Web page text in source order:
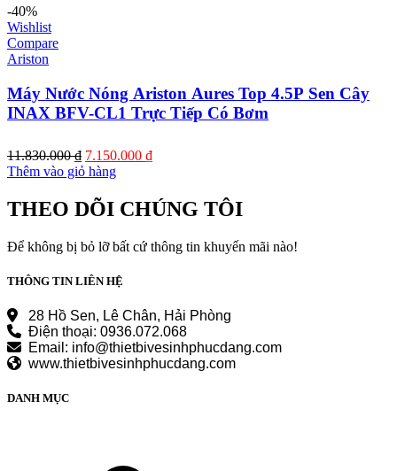
-40%
Wishlist
Compare
Ariston
Máy Nước Nóng Ariston Aures Top 4.5P Sen Cây
INAX BFV-CL1 Trực Tiếp Có Bơm
11.830.000₫ Giá
gốc
11.830.000 ₫.
7.150.000 ₫Giá
là:
7.150.000 ₫.
Thêm vào giỏ hàng
THEO DÕI CHÚNG TÔI
Để không bị bỏ lỡ bất cứ thông tin khuyến mãi nào!
THÔNG TIN LIÊN HỆ
28 Hồ Sen, Lê Chân, Hải Phòng
Điện thoại: 0936.072.068
Email: info@thietbivesinhphucdang.com
www.thietbivesinhphucdang.com
DANH MỤC